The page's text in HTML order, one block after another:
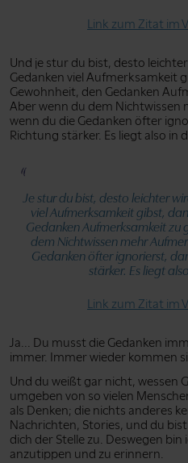
Link zum Zitat im
Und je stur du bist, desto
Gedanken viel Aufmerksamkeit
Gewohnheit, den Gedanken
Aber wenn du dem
wenn du die Gedanken öfter
Richtung stärker. Es liegt also in
Je stur du bist, desto leichter
viel Aufmerksamkeit gibst,
Gedanken Aufmerksamkeit zu
dem Nichtwissen mehr
Gedanken öfter ignorierst,
stärker. Es liegt
Link zum Zitat im
Ja... Du musst die Gedanken
immer. Immer wieder kommen
Und du weißt gar nicht, wessen
umgeben von so vielen
als Denken; die nichts anderes
Nachrichten, Stories, und du
dich der Stelle zu. Deswegen
anzutippen und zu erinnern.